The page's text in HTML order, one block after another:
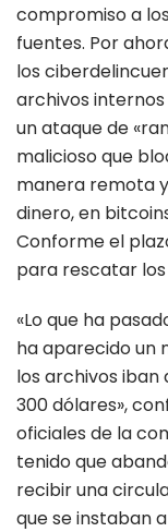
compromiso a
fuentes. Por
los
archivos
un ataque de
malicioso que
manera remota
dinero, en
Conforme el
para rescatar
«Lo que ha
ha aparecido un
los archivos
300 dólares»,
oficiales de la
tenido que
recibir una
que se instaban